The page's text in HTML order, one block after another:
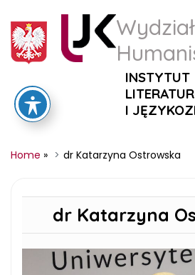
Wydział
INSTYTUT
I
Home » dr Katarzyna Ostrowska
dr Katarzyna